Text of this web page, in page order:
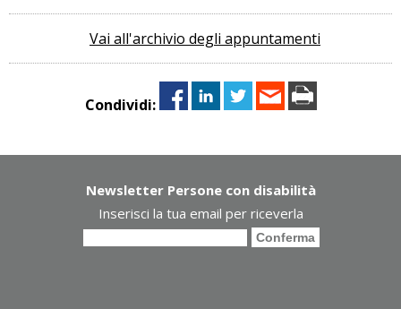
Vai all'archivio degli appuntamenti
Condividi:
Newsletter Persone con disabilità
Inserisci la tua email per riceverla